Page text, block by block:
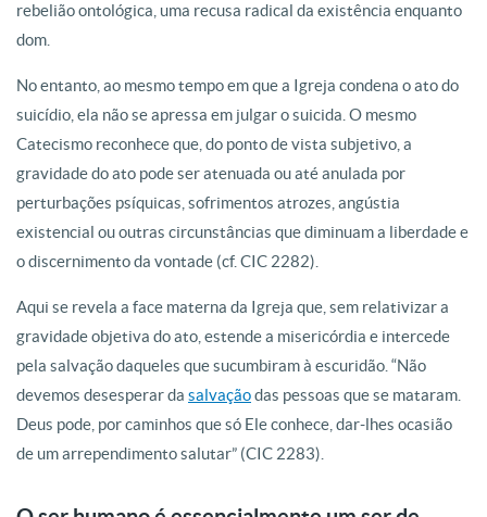
rebelião ontológica, uma recusa radical da existência enquanto
dom.
No entanto, ao mesmo tempo em que a Igreja condena o ato do
suicídio, ela não se apressa em julgar o suicida. O mesmo
Catecismo reconhece que, do ponto de vista subjetivo, a
gravidade do ato pode ser atenuada ou até anulada por
perturbações psíquicas, sofrimentos atrozes, angústia
existencial ou outras circunstâncias que diminuam a liberdade e
o discernimento da vontade (cf. CIC 2282).
Aqui se revela a face materna da Igreja que, sem relativizar a
gravidade objetiva do ato, estende a misericórdia e intercede
pela salvação daqueles que sucumbiram à escuridão. “Não
devemos desesperar da salvaçãodas pessoas que se mataram.
Deus pode, por caminhos que só Ele conhece, dar-lhes ocasião
de um arrependimento salutar” (CIC 2283).